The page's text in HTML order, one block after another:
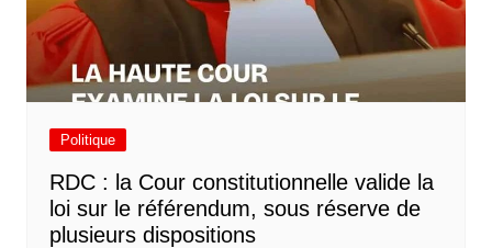
Politique
RDC : la Cour constitutionnelle valide la
loi sur le référendum, sous réserve de
plusieurs dispositions